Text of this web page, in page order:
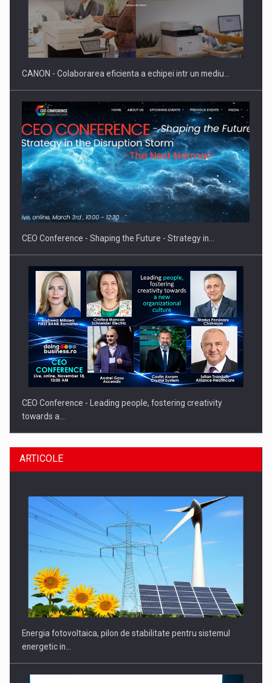
SAPTE PERSONALITATI DIN MEDIUL DE AFACERI, ACADEMIC
SI INSTITUTIONAL…
Hard Enduro Piatra Craiului 2026, fueled by benzinariile RO…
CANON - Colaborarea eficienta a echipei intr un mediu…
CEO Conference - Shaping the Future - Strategy in…
CEO Conference - Leading people, fostering creativity
towards a…
CEO Conference - Shaping The Future - Technology and…
ARTICOLE
Energia fotovoltaica, pilon de stabilitate pentru sistemul
energetic in…